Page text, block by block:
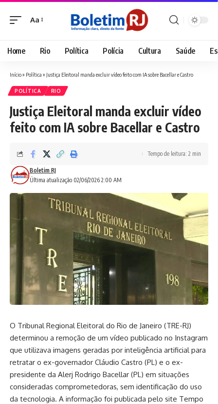
Font
Aa
Home Rio Política Polícia Cultura Saúde
Início» Política » Justiça Eleitoral manda excluir vídeo feito com IA sobre Bacellar e Castro
POLÍTICA RIO
Justiça Eleitoral manda excluir vídeo
feito com IA sobre Bacellar e Castro
Última atualização 02/06/2026 2:00 AM
Boletim RJ
Tempo de leitura: 2 min
O Tribunal Regional Eleitoral do Rio de Janeiro (TRE-RJ)
determinou a remoção de um vídeo publicado no Instagram
que utilizava imagens geradas por inteligência artificial para
retratar o ex-governador Cláudio Castro (PL) e o ex-
presidente da Alerj Rodrigo Bacellar (PL) em situações
consideradas comprometedoras, sem identificação do uso
da tecnologia. A informação foi publicada pelo site Tempo